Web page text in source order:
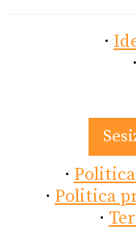
·
·
·
· Politica
·